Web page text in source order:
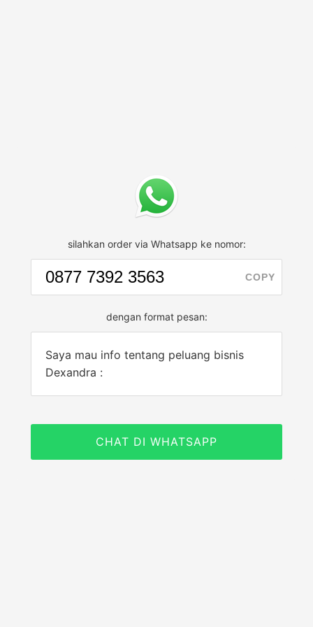
silahkan order via Whatsapp ke nomor:
COPY
dengan format pesan:
Saya mau info tentang peluang bisnis
Dexandra :
CHAT DI WHATSAPP